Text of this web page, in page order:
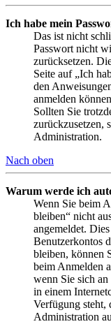
Ich habe mein
Das ist nicht
Passwort nicht
zurücksetzen.
Seite auf „Ich
den
anmelden
Sollten Sie
zurückzusetzen,
Administration.
Nach oben
Warum werde ich
Wenn Sie beim
bleiben“ nicht
angemeldet.
Benutzerkontos
bleiben, können
beim Anmelden
wenn Sie sich
in einem
Verfügung steht,
Administration